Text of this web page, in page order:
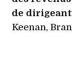
de
Keenan,